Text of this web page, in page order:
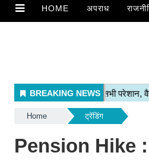
HOME अपराध
Home ट्रेंडिंग
Pension Hike :